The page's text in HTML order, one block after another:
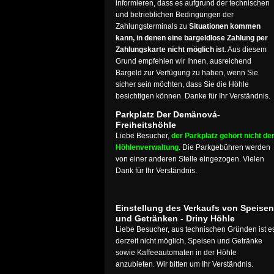
informieren, dass es aufgrund der technischen
und betrieblichen Bedingungen der
Zahlungsterminals zu Situationen kommen
kann, in denen eine bargeldlose Zahlung per
Zahlungskarte nicht möglich ist. Aus diesem
Grund empfehlen wir Ihnen, ausreichend
Bargeld zur Verfügung zu haben, wenn Sie
sicher sein möchten, dass Sie die Höhle
besichtigen können. Danke für Ihr Verständnis.
Parkplatz Der Demänová-
Freiheitshöhle
Liebe Besucher, der Parkplatz gehört nicht der
Höhlenverwaltung. Die Parkgebühren werden
von einer anderen Stelle eingezogen. Vielen
Dank für Ihr Verständnis.
Einstellung des Verkaufs von Speisen
und Getränken - Driny Höhle
Liebe Besucher, aus technischen Gründen ist
derzeit nicht möglich, Speisen und Getränke
sowie Kaffeeautomaten in der Höhle
anzubieten. Wir bitten um Ihr Verständnis.